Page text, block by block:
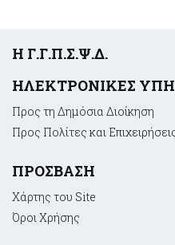
Ψηφιακό Μητρώο Μελών
Υποσέλιδο
Η Γ.Γ.Π.Σ.Ψ.Δ.
ΗΛΕΚΤΡΟΝΙΚΕΣ
Προς τη Δημόσια Διοίκηση
Προς Πολίτες και
ΠΡΟΣΒΑΣΗ
Χάρτης του Site
Όροι Xρήσης